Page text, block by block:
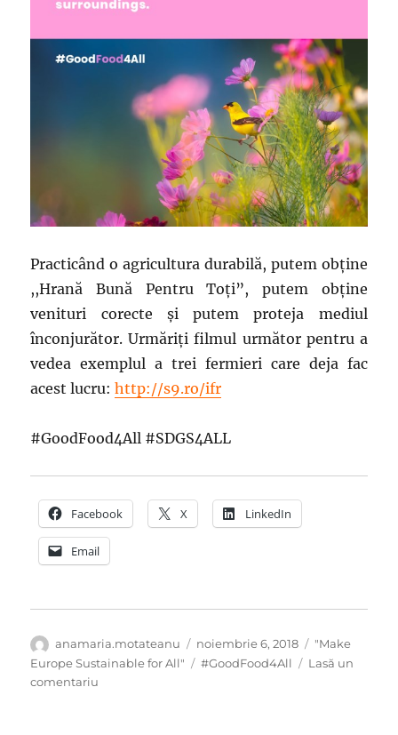
Practicând o agricultura durabilă, putem obţine
,,Hrană Bună Pentru Toţi”, putem obţine
venituri corecte şi putem proteja mediul
înconjurător. Urmăriţi filmul următor pentru a
vedea exemplul a trei fermieri care deja fac
acest lucru:http://s9.ro/ifr
#GoodFood4All #SDGS4ALL
Facebook X LinkedIn
Email
Autor
anamaria.motateanu
Publicat
pe
noiembrie 6, 2018 Categorii
"Make
Europe Sustainable for All"
Etichete
#GoodFood4All
Lasă un
comentariu